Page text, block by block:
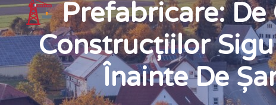
Prefabricare: De
Construcțiilor
Înainte De